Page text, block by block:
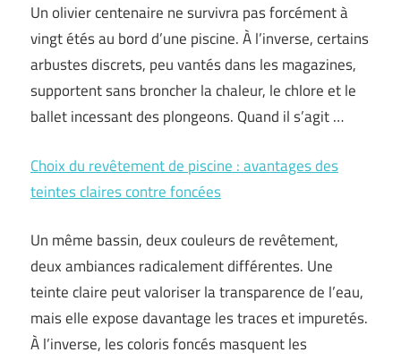
Un olivier centenaire ne survivra pas forcément à
vingt étés au bord d’une piscine. À l’inverse, certains
arbustes discrets, peu vantés dans les magazines,
supportent sans broncher la chaleur, le chlore et le
ballet incessant des plongeons. Quand il s’agit …
Choix du revêtement de piscine : avantages des
teintes claires contre foncées
Un même bassin, deux couleurs de revêtement,
deux ambiances radicalement différentes. Une
teinte claire peut valoriser la transparence de l’eau,
mais elle expose davantage les traces et impuretés.
À l’inverse, les coloris foncés masquent les